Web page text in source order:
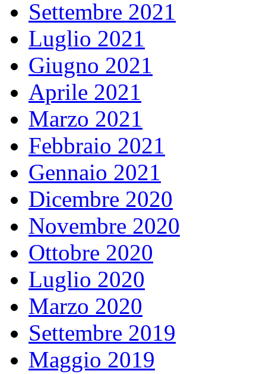
Settembre 2021
Luglio 2021
Giugno 2021
Aprile 2021
Marzo 2021
Febbraio 2021
Gennaio 2021
Dicembre 2020
Novembre 2020
Ottobre 2020
Luglio 2020
Marzo 2020
Settembre 2019
Maggio 2019